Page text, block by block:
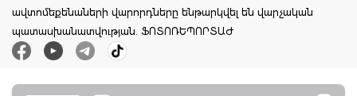
ավտոմեքենաների վարորդները ենթարկվել են վարչական
պատասխանատվության. ՖՈՏՈՌԵՊՈՐՏԱԺ